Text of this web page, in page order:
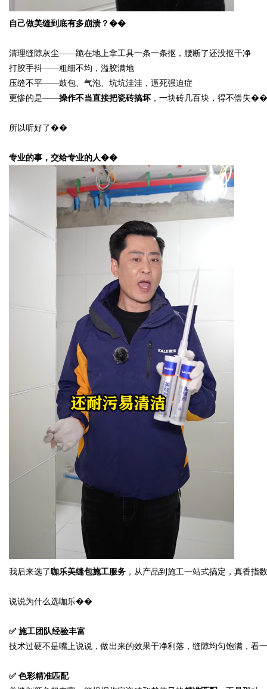
自己做美缝到底有多崩溃？��
清理缝隙灰尘——跪在地上拿工具一条一条抠，腰断了还没抠干净
打胶手抖——粗细不均，溢胶满地
压缝不平——鼓包、气泡、坑坑洼洼，逼死强迫症
更惨的是——操作不当直接把瓷砖搞坏 ，一块砖几百块，得不偿失��
所以听好了��
专业的事，交给专业的人��
我后来选了咖乐美缝包施工服务 ，从产品到施工一站式搞定，真香
说说为什么选咖乐��
✅ 施工团队经验丰富
技术过硬不是嘴上说说，做出来的效果干净利落，缝隙均匀饱满，
✅ 色彩精准匹配